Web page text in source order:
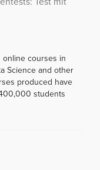
online courses in
Science and other
produced have
students